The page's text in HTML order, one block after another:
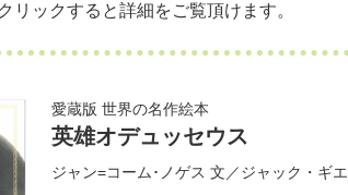
リックすると詳細をご覧頂けます。
愛蔵版 世界の名作絵本
英雄オデュッセウス
ジャン=コーム･ノゲス 文／ジャック・ギエ